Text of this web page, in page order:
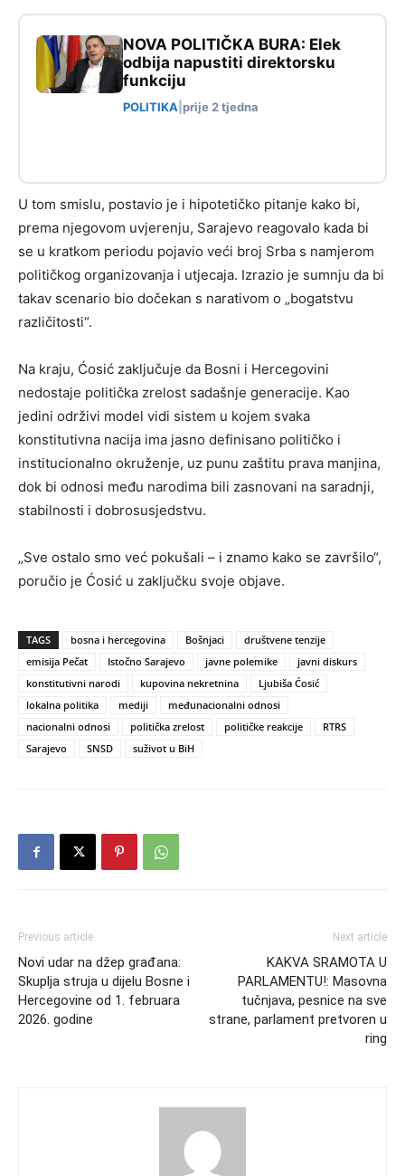
NOVA POLITIČKA BURA: Elek
odbija napustiti direktorsku
funkciju
POLITIKA prije 2 tjedna
U tom smislu, postavio je i hipotetičko pitanje kako bi,
prema njegovom uvjerenju, Sarajevo reagovalo kada bi
se u kratkom periodu pojavio veći broj Srba s namjerom
političkog organizovanja i utjecaja. Izrazio je sumnju da bi
takav scenario bio dočekan s narativom o „bogatstvu
različitosti“.
Na kraju, Ćosić zaključuje da Bosni i Hercegovini
nedostaje politička zrelost sadašnje generacije. Kao
jedini održivi model vidi sistem u kojem svaka
konstitutivna nacija ima jasno definisano političko i
institucionalno okruženje, uz punu zaštitu prava manjina,
dok bi odnosi među narodima bili zasnovani na saradnji,
stabilnosti i dobrosusjedstvu.
„Sve ostalo smo već pokušali – i znamo kako se završilo“,
poručio je Ćosić u zaključku svoje objave.
TAGS bosna i hercegovina Bošnjaci
društvene tenzije
emisija Pečat
Istočno Sarajevo javne polemike
javni diskurs
konstitutivni narodi
kupovina nekretnina
Ljubiša Ćosić
lokalna politika
mediji
međunacionalni odnosi
nacionalni odnosi
politička zrelost političke reakcije
RTRS
Sarajevo
SNSD suživot u BiH
Previous article
Novi udar na džep građana:
Skuplja struja u dijelu Bosne i
Hercegovine od 1. februara
2026. godine
Next article
KAKVA SRAMOTA U
PARLAMENTU!: Masovna
tučnjava, pesnice na sve
strane, parlament pretvoren u
ring